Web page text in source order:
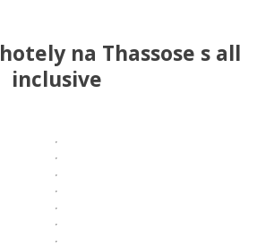
hotely na Thassose s all
inclusive